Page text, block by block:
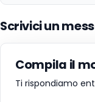
Scrivici un
Compila il
Ti rispondiamo